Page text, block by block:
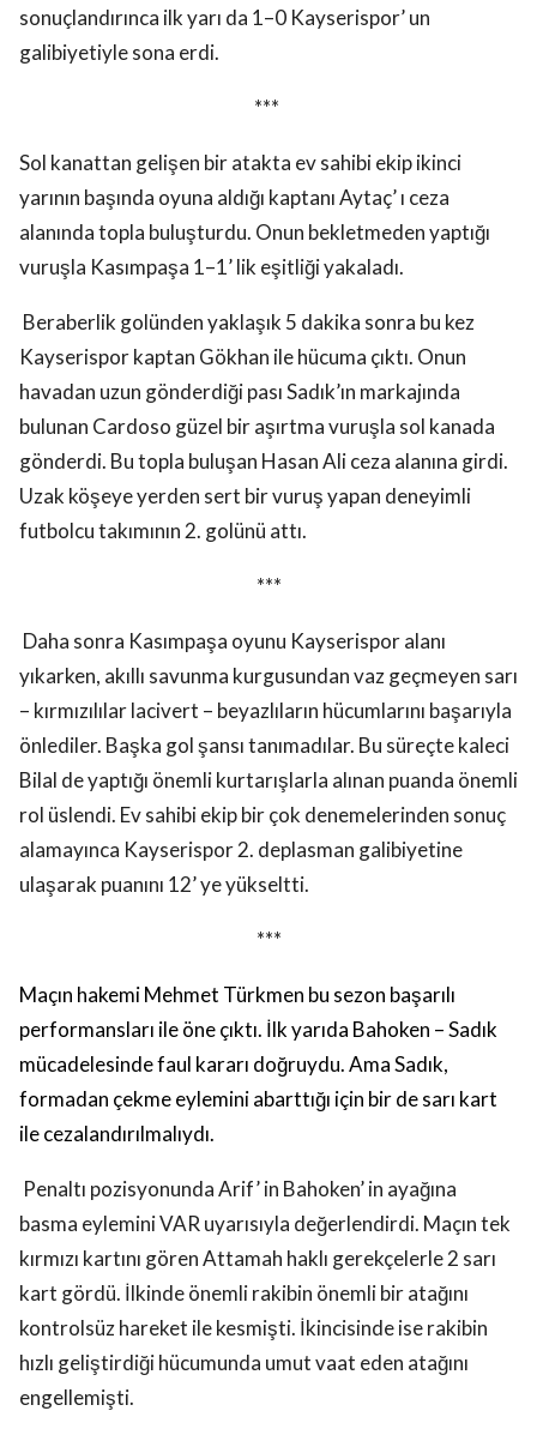
sonuçlandırınca ilk yarı da 1–0 Kayserispor’ un
galibiyetiyle sona erdi.
***
Sol kanattan gelişen bir atakta ev sahibi ekip ikinci
yarının başında oyuna aldığı kaptanı Aytaç’ ı ceza
alanında topla buluşturdu. Onun bekletmeden yaptığı
vuruşla Kasımpaşa 1–1’ lik eşitliği yakaladı.
Beraberlik golünden yaklaşık 5 dakika sonra bu kez
Kayserispor kaptan Gökhan ile hücuma çıktı. Onun
havadan uzun gönderdiği pası Sadık’ın markajında
bulunan Cardoso güzel bir aşırtma vuruşla sol kanada
gönderdi. Bu topla buluşan Hasan Ali ceza alanına girdi.
Uzak köşeye yerden sert bir vuruş yapan deneyimli
futbolcu takımının 2. golünü attı.
***
Daha sonra Kasımpaşa oyunu Kayserispor alanı
yıkarken, akıllı savunma kurgusundan vaz geçmeyen sarı
– kırmızılılar lacivert – beyazlıların hücumlarını başarıyla
önlediler. Başka gol şansı tanımadılar. Bu süreçte kaleci
Bilal de yaptığı önemli kurtarışlarla alınan puanda önemli
rol üslendi. Ev sahibi ekip bir çok denemelerinden sonuç
alamayınca Kayserispor 2. deplasman galibiyetine
ulaşarak puanını 12’ ye yükseltti.
***
Maçın hakemi Mehmet Türkmen bu sezon başarılı
performansları ile öne çıktı. İlk yarıda Bahoken – Sadık
mücadelesinde faul kararı doğruydu. Ama Sadık,
formadan çekme eylemini abarttığı için bir de sarı kart
ile cezalandırılmalıydı.
Penaltı pozisyonunda Arif’ in Bahoken’ in ayağına
basma eylemini VAR uyarısıyla değerlendirdi. Maçın tek
kırmızı kartını gören Attamah haklı gerekçelerle 2 sarı
kart gördü. İlkinde önemli rakibin önemli bir atağını
kontrolsüz hareket ile kesmişti. İkincisinde ise rakibin
hızlı geliştirdiği hücumunda umut vaat eden atağını
engellemişti.